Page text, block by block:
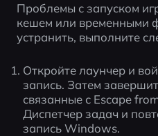
Проблемы с запуском
кешем или временными
устранить, выполните
Откройте лаунчер и
запись. Затем
связанные с Escape
Диспетчер задач и
запись Windows.